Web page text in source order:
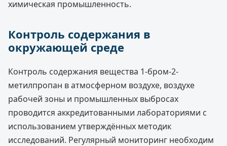
химическая промышленность.
Контроль содержания в
окружающей среде
Контроль содержания вещества 1-бром-2-
метилпропан в атмосферном воздухе, воздухе
рабочей зоны и промышленных выбросах
проводится аккредитованными лабораториями с
использованием утверждённых методик
исследований. Регулярный мониторинг необходим